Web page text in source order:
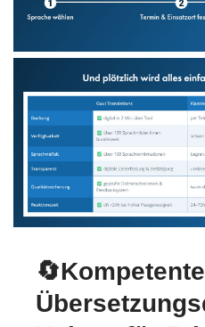
🔄Kompetente